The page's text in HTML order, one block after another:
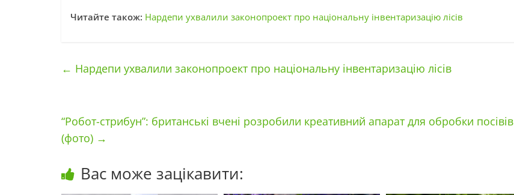
Читайте також: Нардепи ухвалили законопроект про національну інвентаризацію лісів
← Нардепи ухвалили законопроект про національну інвентаризацію лісів
“Робот-стрибун”: британські вчені розробили креативний апарат для обробки посівів
(фото) →
Вас може зацікавити: